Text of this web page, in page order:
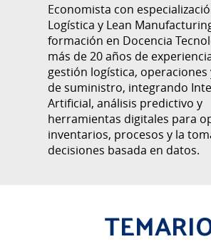
Economista con
Logística y Lean
formación en Docencia
más de 20 años de
gestión logística, operaciones
de suministro, integrando
Artificial, análisis predictivo y
herramientas digitales para
inventarios, procesos y la
decisiones basada en datos.